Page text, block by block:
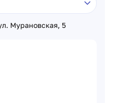
Мурановская, 5